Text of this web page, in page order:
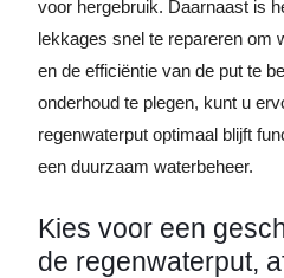
voor hergebruik. Daarnaast is
lekkages snel te repareren om
en de efficiëntie van de put te
onderhoud te plegen, kunt u
regenwaterput optimaal blijft
een duurzaam waterbeheer.
Kies voor een
de regenwaterput,